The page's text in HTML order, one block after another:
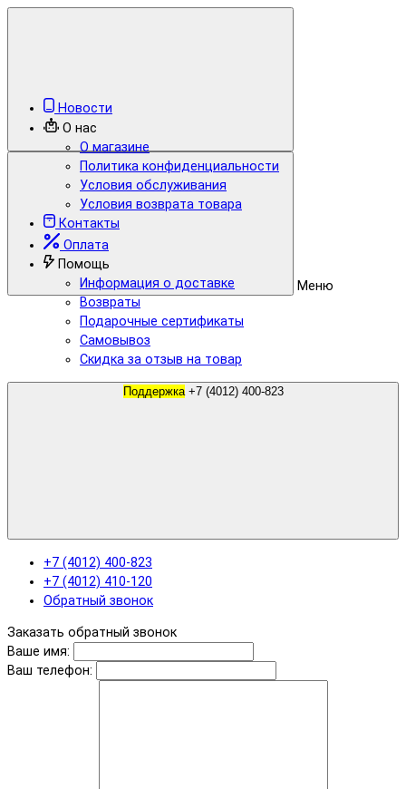
Меню
Новости
О нас
О магазине
Политика конфиденциальности
Условия обслуживания
Условия возврата товара
Контакты
Оплата
Помощь
Информация о доставке
Возвраты
Подарочные сертификаты
Самовывоз
Скидка за отзыв на товар
Поддержка +7 (4012) 400-823
+7 (4012) 400-823
+7 (4012) 410-120
Обратный звонок
Заказать обратный звонок
Ваше имя:
Ваш телефон: